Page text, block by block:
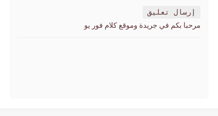
إرسال تعليق
مرحبا بكم في جريدة وموقع كلام فور يو